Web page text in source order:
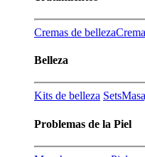
Cremas de belleza
Belleza
Kits de belleza Sets
Problemas de la Piel